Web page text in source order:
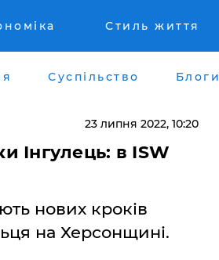
Стиль життя
Суспільство Блоги
23 липня 2022, 10:20
Інгулець: в ISW
нових кроків
на Херсонщині.